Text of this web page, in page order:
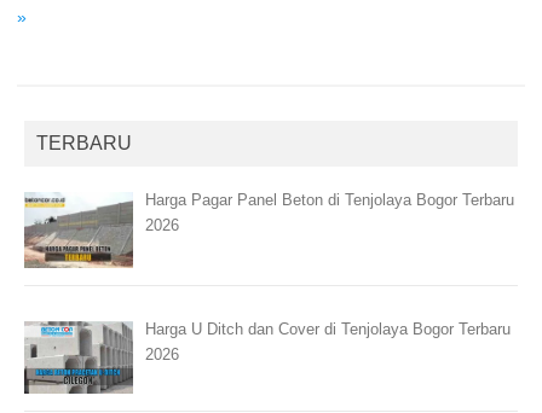
»
TERBARU
Harga Pagar Panel Beton di Tenjolaya Bogor Terbaru
2026
Harga U Ditch dan Cover di Tenjolaya Bogor Terbaru
2026